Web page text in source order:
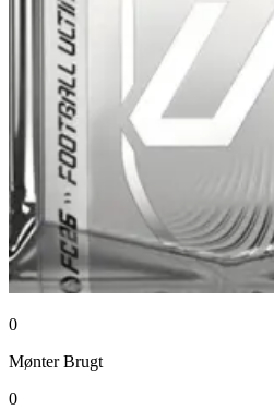
0
Mønter Brugt
0